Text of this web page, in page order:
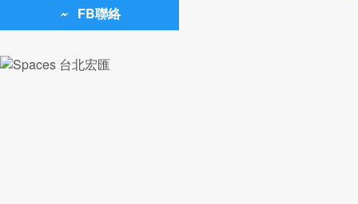
會難得，敬請把握。
FB聯絡